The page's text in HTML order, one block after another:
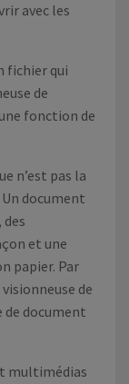
avec les
fichier qui
de
fonction de
n’est pas la
Un document
et une
papier. Par
de
de document
multimédias